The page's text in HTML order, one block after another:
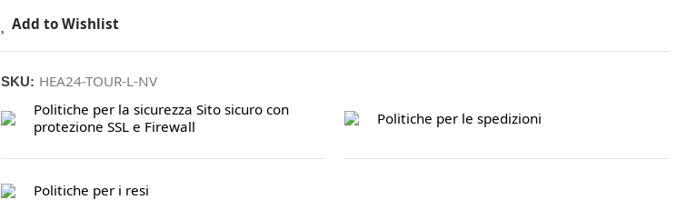
Add to Wishlist
SKU: HEA24-TOUR-L-NV
Politiche per la sicurezza Sito sicuro con
protezione SSL e Firewall
Politiche per le spedizioni
Politiche per i resi